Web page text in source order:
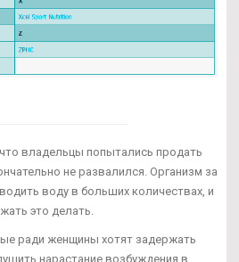
владельцы попытались продать
не развалился. Организм за
воду в больших количествах, и
это делать.
ради женщины хотят задержать
нарастание возбуждения в